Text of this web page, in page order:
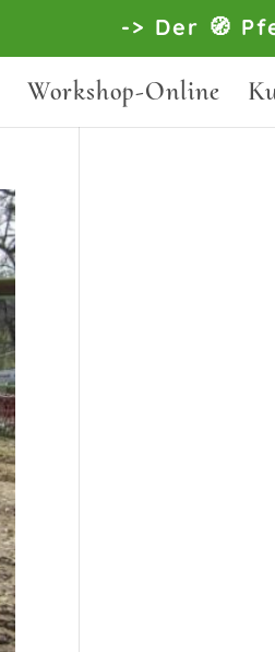
-> Der 🧭
Workshop-Online